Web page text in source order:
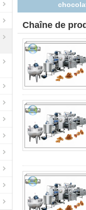
Chaîne de